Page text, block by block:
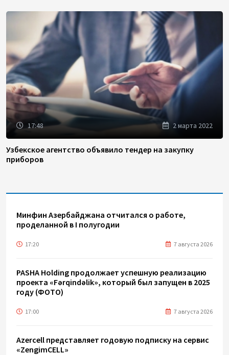
17:48 2 марта 2022
Узбекское агентство объявило тендер на закупку
приборов
Минфин Азербайджана отчитался о работе,
проделанной в I полугодии
17:20 7 августа 2026
PASHA Holding продолжает успешную реализацию
проекта «Fərqindəlik», который был запущен в 2025
году (ФОТО)
17:00 7 августа 2026
Azercell представляет годовую подписку на сервис
«ZengimCELL»